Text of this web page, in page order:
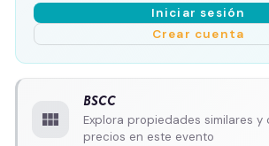
Iniciar sesión
Crear cuenta
view_module
BSCC
Explora propiedades similares y
precios en este evento